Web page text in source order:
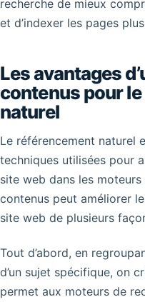
recherche de mieux
et d’indexer les pages
Les avantages
contenus pour
naturel
Le référencement naturel
techniques utilisées pour
site web dans les
contenus peut améliorer
site web de plusieurs
Tout d’abord, en
d’un sujet spécifique, on
permet aux moteurs de